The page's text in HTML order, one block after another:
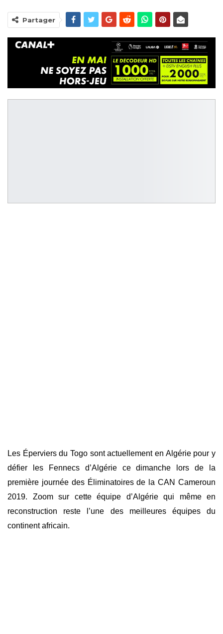
Partager
Les Éperviers du Togo sont actuellement en Algérie pour y
défier les Fennecs d’Algérie ce dimanche lors de la
première journée des Éliminatoires de la CAN Cameroun
2019. Zoom sur cette équipe d’Algérie qui même en
reconstruction reste l’une des meilleures équipes du
continent africain.